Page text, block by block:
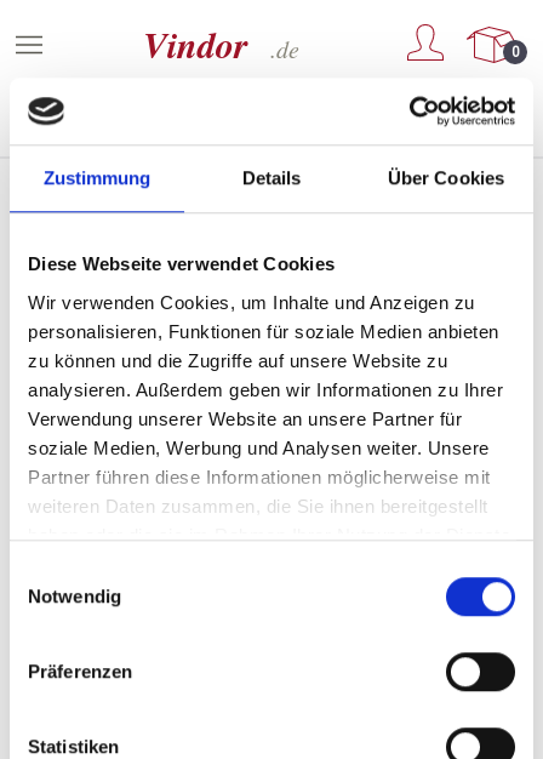
Zustimmung Details Über Cookies
Diese Webseite verwendet Cookies
Wir verwenden Cookies, um Inhalte und Anzeigen zu
personalisieren, Funktionen für soziale Medien anbieten
zu können und die Zugriffe auf unsere Website zu
analysieren. Außerdem geben wir Informationen zu Ihrer
Verwendung unserer Website an unsere Partner für
soziale Medien, Werbung und Analysen weiter. Unsere
Partner führen diese Informationen möglicherweise mit
weiteren Daten zusammen, die Sie ihnen bereitgestellt
haben oder die sie im Rahmen Ihrer Nutzung der Dienste
Notwendig
Präferenzen
Statistiken
Zum Hauptinhalt springen
0
Weine von Château Laffitte
Carcasset
PRODUKTE FILTERN